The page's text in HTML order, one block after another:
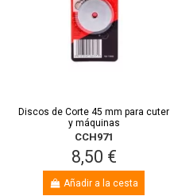
Discos de Corte 45 mm para cuter
y máquinas
CCH971
8,50 €
Añadir a la cesta